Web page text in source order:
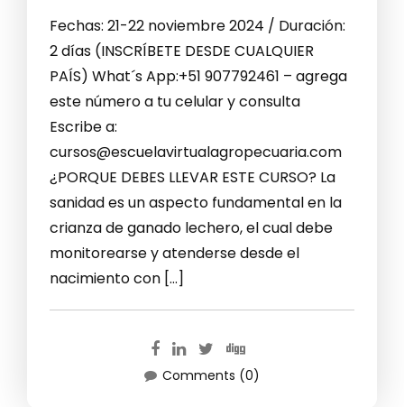
Fechas: 21-22 noviembre 2024 / Duración:
2 días (INSCRÍBETE DESDE CUALQUIER
PAÍS) What´s App:+51 907792461 – agrega
este número a tu celular y consulta
Escribe a:
cursos@escuelavirtualagropecuaria.com
¿PORQUE DEBES LLEVAR ESTE CURSO? La
sanidad es un aspecto fundamental en la
crianza de ganado lechero, el cual debe
monitorearse y atenderse desde el
nacimiento con […]
Comments (0)